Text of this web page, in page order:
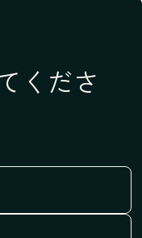
くださ